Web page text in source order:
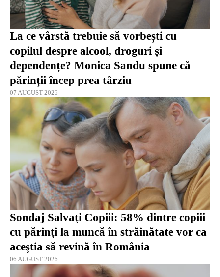
La ce vârstă trebuie să vorbești cu
copilul despre alcool, droguri și
dependențe? Monica Sandu spune că
părinții încep prea târziu
07 AUGUST 2026
Sondaj Salvaţi Copiii: 58% dintre copiii
cu părinţi la muncă în străinătate vor ca
aceştia să revină în România
06 AUGUST 2026